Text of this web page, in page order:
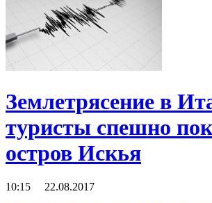
Землетрясение в
туристы спешно
остров Искья
10:15 22.08.2017